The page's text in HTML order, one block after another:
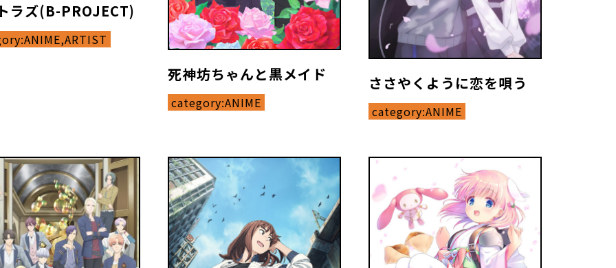
ラズ(B-PROJECT)
ANIME,ARTIST
死神坊ちゃんと黒メイド
category:ANIME
ささやくように恋を唄う
category:ANIME